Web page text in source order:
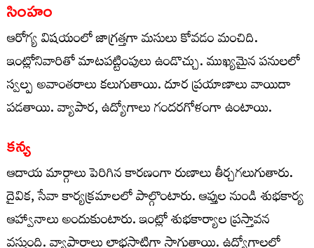
సింహం
ఆరోగ్య విషయంలో జాగ్రత్తగా మసులు కోవడం మంచిది.
ఇంట్లోనివారితో మాటపట్టింపులు ఉండొచ్చు. ముఖ్యమైన పనులలో
స్వల్ప అవాంతరాలు కలుగుతాయి. దూర ప్రయాణాలు వాయిదా
పడతాయి. వ్యాపార, ఉద్యోగాలు గందరగోళంగా ఉంటాయి.
కన్య
ఆదాయ మార్గాలు పెరిగిన కారణంగా రుణాలు తీర్చగలుగుతారు.
దైవిక, సేవా కార్యక్రమాలలో పాల్గొంటారు. ఆప్తుల నుండి శుభకార్య
ఆహ్వానాలు అందుకుంటారు. ఇంట్లో శుభకార్యాల ప్రస్తావన